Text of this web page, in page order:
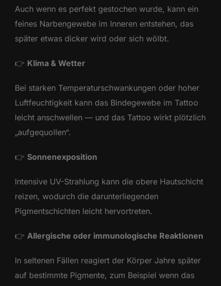
Auch wenn es perfekt gestochen wurde, kann ein
feines Narbengewebe im Inneren entstehen, das
später etwas dicker wird oder sich wölbt.
👉 Klima & Wetter
Bei starken Temperaturschwankungen oder hoher
Luftfeuchtigkeit kann das Bindegewebe im Tattoo
leicht anschwellen — und das Tattoo wirkt plötzlich
„aufgequollen“.
👉 Sonnenexposition
Intensive UV-Strahlung kann die obere Hautschicht
reizen, wodurch die darunterliegenden
Pigmentschichten leicht hervortreten.
👉 Allergische oder immunologische Reaktionen
In seltenen Fällen reagiert der Körper Jahre später
auf bestimmte Pigmente, zum Beispiel wenn das